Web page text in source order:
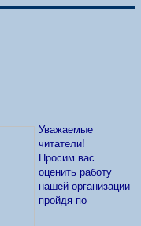
Уважаемые
читатели!
Просим вас
оценить работу
нашей организации
пройдя по